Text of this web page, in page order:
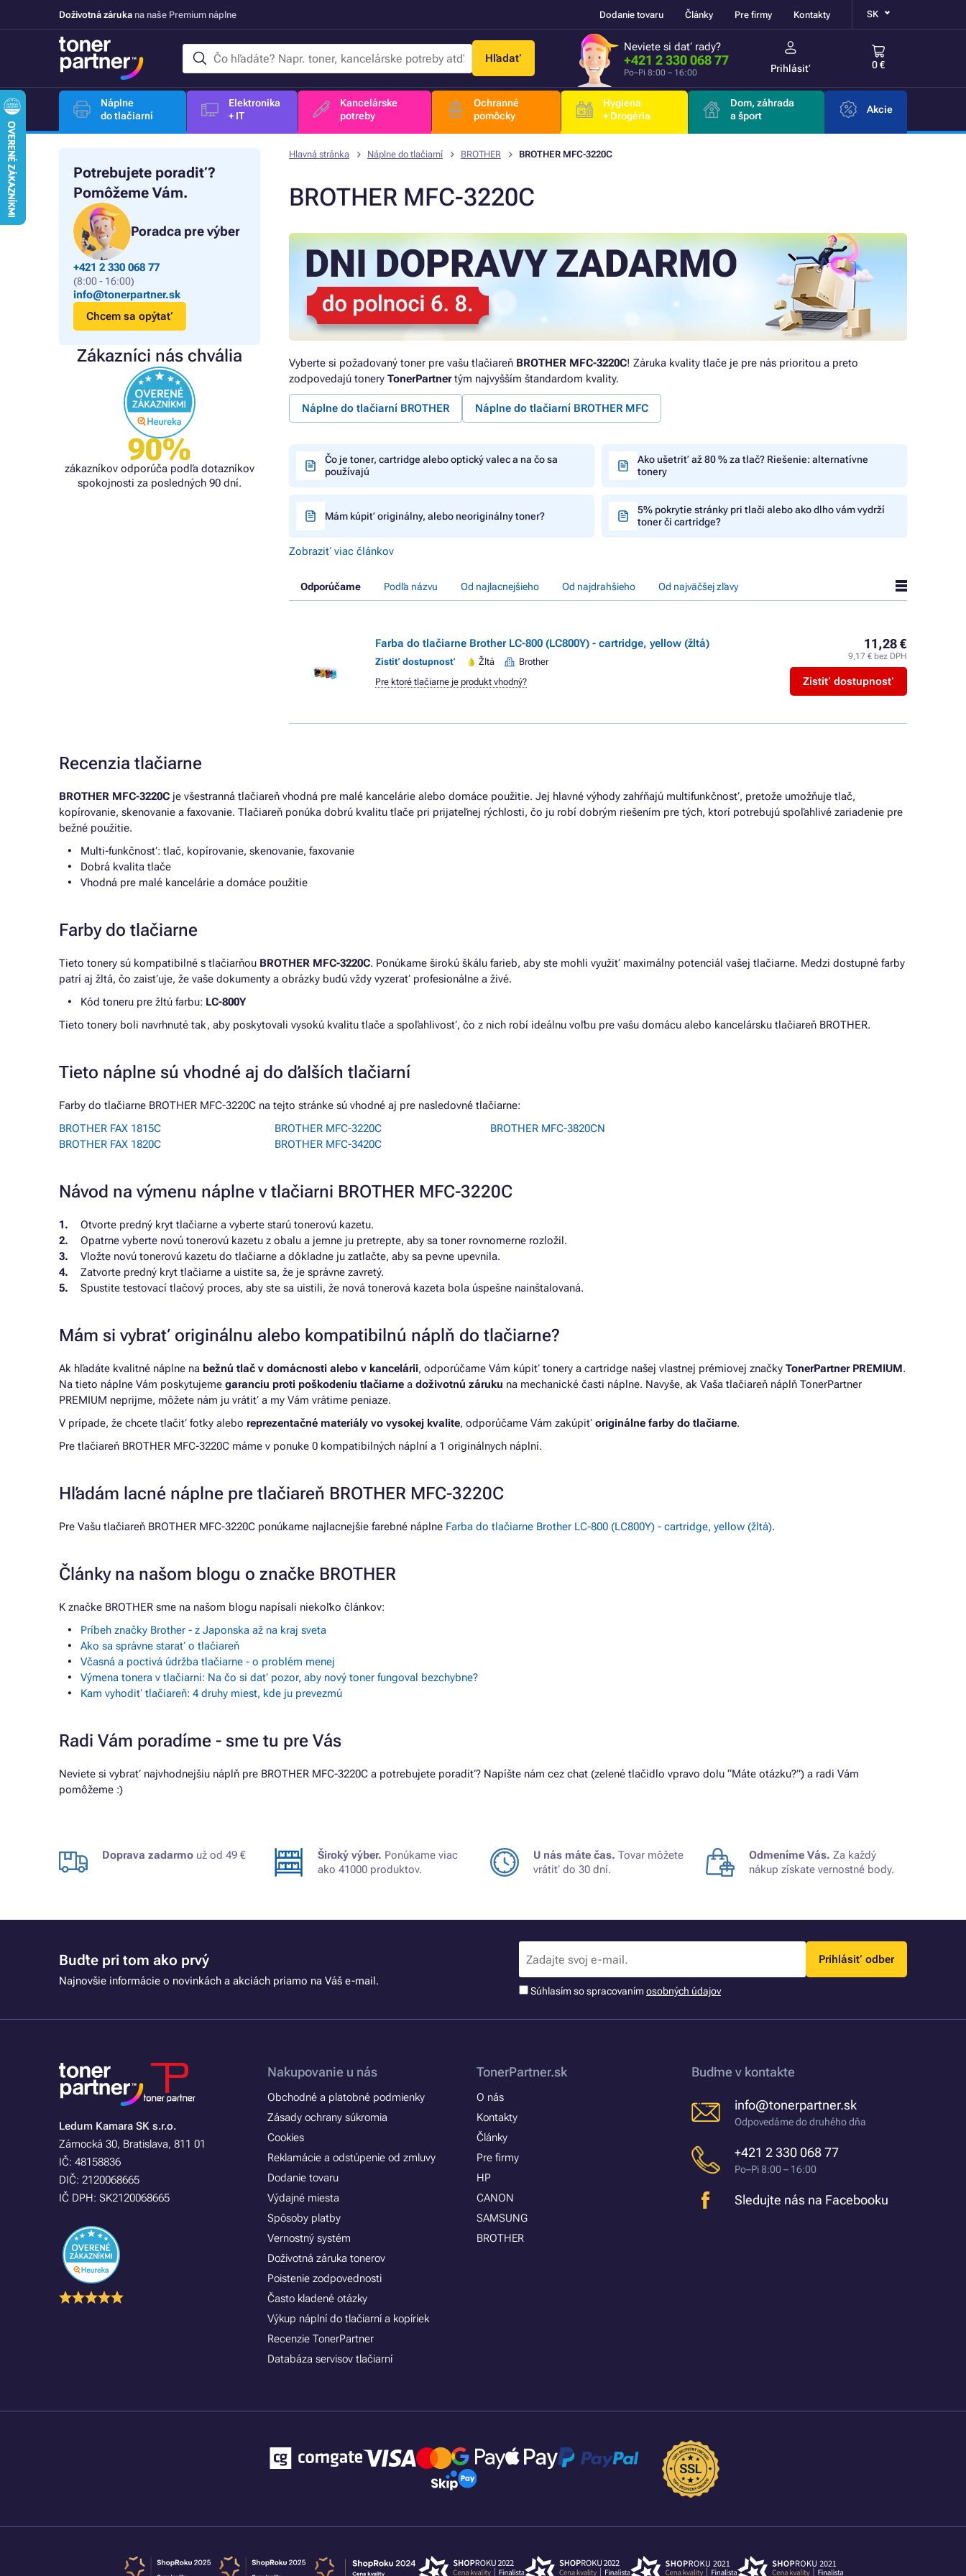
Doživotná záruka na naše Premium náplne Dodanie tovaru Články Pre firmy Kontakty SK
Hľadať
Neviete si dať rady?
+421 2 330 068 77
Po–Pi 8:00 – 16:00 Prihlásiť 0 €
Náplne
do tlačiarní
Elektronika
+ IT
Kancelárske
potreby
Ochranné
pomôcky
Hygiena
+ Drogéria
Dom, záhrada
a šport
Akcie
Potrebujete poradiť?
Pomôžeme Vám.
Poradca pre výber
+421 2 330 068 77
(8:00 - 16:00)
info@tonerpartner.sk
Chcem sa opýtať
Zákazníci nás chvália
90%
zákazníkov odporúča podľa dotazníkov
spokojnosti za posledných 90 dní.
Hlavná stránka Náplne do tlačiarní BROTHER BROTHER MFC-3220C
BROTHER MFC-3220C
Vyberte si požadovaný toner pre vašu tlačiareň BROTHER MFC-3220C! Záruka kvality tlače je pre nás prioritou a preto
zodpovedajú tonery TonerPartnertým najvyšším štandardom kvality.
Náplne do tlačiarní BROTHER Náplne do tlačiarní BROTHER MFC
Čo je toner, cartridge alebo optický valec a na čo sa
používajú
Ako ušetriť až 80 % za tlač? Riešenie: alternatívne
tonery
Mám kúpiť originálny, alebo neoriginálny toner?
5% pokrytie stránky pri tlači alebo ako dlho vám vydrží
toner či cartridge?
Zobraziť viac článkov
Odporúčame Podľa názvu Od najlacnejšieho Od najdrahšieho Od najväčšej zľavy
Farba do tlačiarne Brother LC-800 (LC800Y) - cartridge, yellow (žltá)
Zistiť dostupnosť Žltá Brother
11,28 €
9,17 € bez DPH
Zistiť dostupnosť
Pre ktoré tlačiarne je produkt vhodný?
Recenzia tlačiarne
BROTHER MFC-3220C je všestranná tlačiareň vhodná pre malé kancelárie alebo domáce použitie. Jej hlavné výhody zahŕňajú multifunkčnosť, pretože umožňuje tlač,
kopírovanie, skenovanie a faxovanie. Tlačiareň ponúka dobrú kvalitu tlače pri prijateľnej rýchlosti, čo ju robí dobrým riešením pre tých, ktorí potrebujú spoľahlivé zariadenie pre
bežné použitie.
Multi-funkčnosť: tlač, kopírovanie, skenovanie, faxovanie
Dobrá kvalita tlače
Vhodná pre malé kancelárie a domáce použitie
Farby do tlačiarne
Tieto tonery sú kompatibilné s tlačiarňou BROTHER MFC-3220C. Ponúkame širokú škálu farieb, aby ste mohli využiť maximálny potenciál vašej tlačiarne. Medzi dostupné farby
patrí aj žltá, čo zaisťuje, že vaše dokumenty a obrázky budú vždy vyzerať profesionálne a živé.
Kód toneru pre žltú farbu: LC-800Y
Tieto tonery boli navrhnuté tak, aby poskytovali vysokú kvalitu tlače a spoľahlivosť, čo z nich robí ideálnu voľbu pre vašu domácu alebo kancelársku tlačiareň BROTHER.
Tieto náplne sú vhodné aj do ďalších tlačiarní
Farby do tlačiarne BROTHER MFC-3220C na tejto stránke sú vhodné aj pre nasledovné tlačiarne:
BROTHER FAX 1815C
BROTHER FAX 1820C
BROTHER MFC-3220C
BROTHER MFC-3420C
BROTHER MFC-3820CN
Návod na výmenu náplne v tlačiarni BROTHER MFC-3220C
Otvorte predný kryt tlačiarne a vyberte starú tonerovú kazetu.
Opatrne vyberte novú tonerovú kazetu z obalu a jemne ju pretrepte, aby sa toner rovnomerne rozložil.
Vložte novú tonerovú kazetu do tlačiarne a dôkladne ju zatlačte, aby sa pevne upevnila.
Zatvorte predný kryt tlačiarne a uistite sa, že je správne zavretý.
Spustite testovací tlačový proces, aby ste sa uistili, že nová tonerová kazeta bola úspešne nainštalovaná.
Mám si vybrať originálnu alebo kompatibilnú náplň do tlačiarne?
Ak hľadáte kvalitné náplne na bežnú tlač v domácnosti alebo v kancelárii, odporúčame Vám kúpiť tonery a cartridge našej vlastnej prémiovej značky TonerPartner PREMIUM.
Na tieto náplne Vám poskytujeme garanciu proti poškodeniu tlačiarne a doživotnú záruku na mechanické časti náplne. Navyše, ak Vaša tlačiareň náplň TonerPartner
PREMIUM neprijme, môžete nám ju vrátiť a my Vám vrátime peniaze.
V prípade, že chcete tlačiť fotky alebo reprezentačné materiály vo vysokej kvalite, odporúčame Vám zakúpiť originálne farby do tlačiarne.
Pre tlačiareň BROTHER MFC-3220C máme v ponuke 0 kompatibilných náplní a 1 originálnych náplní.
Hľadám lacné náplne pre tlačiareň BROTHER MFC-3220C
Pre Vašu tlačiareň BROTHER MFC-3220C ponúkame najlacnejšie farebné náplne Farba do tlačiarne Brother LC-800 (LC800Y) - cartridge, yellow (žltá).
Články na našom blogu o značke BROTHER
K značke BROTHER sme na našom blogu napísali niekoľko článkov:
Príbeh značky Brother - z Japonska až na kraj sveta
Ako sa správne starať o tlačiareň
Včasná a poctivá údržba tlačiarne - o problém menej
Výmena tonera v tlačiarni: Na čo si dať pozor, aby nový toner fungoval bezchybne?
Kam vyhodiť tlačiareň: 4 druhy miest, kde ju prevezmú
Radi Vám poradíme - sme tu pre Vás
Neviete si vybrať najvhodnejšiu náplň pre BROTHER MFC-3220C a potrebujete poradiť? Napíšte nám cez chat (zelené tlačidlo vpravo dolu “Máte otázku?”) a radi Vám
pomôžeme :)
Doprava zadarmo už od 49 € Široký výber. Ponúkame viac
ako 41000 produktov.
U nás máte čas. Tovar môžete
vrátiť do 30 dní.
Odmeníme Vás. Za každý
nákup získate vernostné body.
Buďte pri tom ako prvý
Najnovšie informácie o novinkách a akciách priamo na Váš e-mail.
Prihlásiť odber
Súhlasím so spracovanímosobných údajov
Ledum Kamara SK s.r.o.
Zámocká 30, Bratislava, 811 01
IČ: 48158836
DIČ: 2120068665
IČ DPH: SK2120068665
Nakupovanie u nás
Obchodné a platobné podmienky
Zásady ochrany súkromia
Cookies
Reklamácie a odstúpenie od zmluvy
Dodanie tovaru
Výdajné miesta
Spôsoby platby
Vernostný systém
Doživotná záruka tonerov
Poistenie zodpovednosti
Často kladené otázky
Výkup náplní do tlačiarní a kopíriek
Recenzie TonerPartner
Databáza servisov tlačiarní
TonerPartner.sk
O nás
Kontakty
Články
Pre firmy
HP
CANON
SAMSUNG
BROTHER
Buďme v kontakte
info@tonerpartner.sk
Odpovedáme do druhého dňa
+421 2 330 068 77
Po–Pi 8:00 – 16:00
Sledujte nás na Facebooku